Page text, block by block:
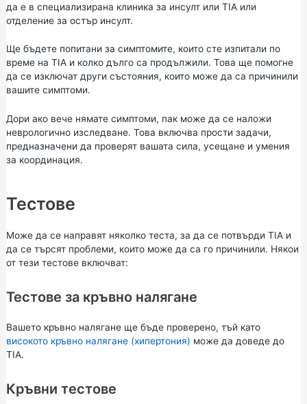
да е в специализирана клиника за инсулт или TIA или
отделение за остър инсулт.
Ще бъдете попитани за симптомите, които сте изпитали по
време на TIA и колко дълго са продължили. Това ще помогне
да се изключат други състояния, които може да са причинили
вашите симптоми.
Дори ако вече нямате симптоми, пак може да се наложи
неврологично изследване. Това включва прости задачи,
предназначени да проверят вашата сила, усещане и умения
за координация.
Тестове
Може да се направят няколко теста, за да се потвърди TIA и
да се търсят проблеми, които може да са го причинили. Някои
от тези тестове включват:
Тестове за кръвно налягане
Вашето кръвно налягане ще бъде проверено, тъй като
високото кръвно налягане (хипертония) може да доведе до
TIA.
Кръвни тестове